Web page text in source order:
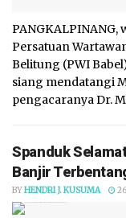
Persatuan
Belitung (PWI
siang mendatangi
pengacaranya Dr.
Spanduk
Banjir
BYHENDRI J. KUSUMA